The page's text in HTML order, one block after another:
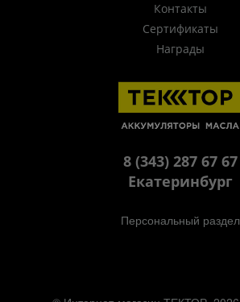
Контакты
Сертификаты
Награды
8 (343) 287 67 67
Екатеринбург
Персональный раздел